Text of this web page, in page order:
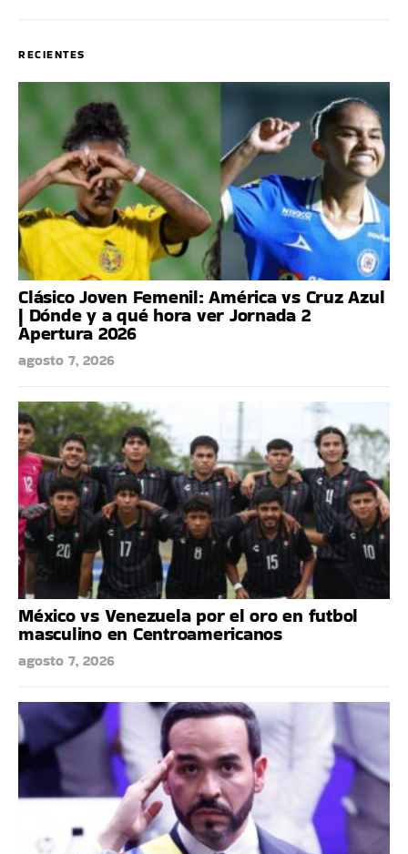
RECIENTES
Clásico Joven Femenil: América vs Cruz Azul
| Dónde y a qué hora ver Jornada 2
Apertura 2026
agosto 7, 2026
México vs Venezuela por el oro en futbol
masculino en Centroamericanos
agosto 7, 2026